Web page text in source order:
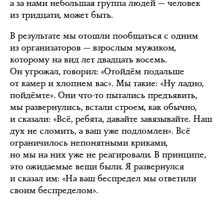
а за нами небольшая группа людей — человек
из тридцати, может быть.
В результате мы отошли пообщаться с одним
из организаторов — взрослым мужиком,
которому на вид лет двадцать восемь.
Он угрожал, говорил: «Отойдём подальше
от камер и хлопнем вас». Мы такие: «Ну ладно,
пойдёмте». Они что-то пытались предъявить,
мы развернулись, встали строем, как обычно,
и сказали: «Всё, ребята, давайте завязывайте. Наш
дух не сломить, а ваш уже подломлен». Всё
ограничилось непонятными криками,
но мы на них уже не реагировали. В принципе,
это ожидаемые вещи были. Я развернулся
и сказал им: «На ваш беспредел мы ответили
своим беспределом».